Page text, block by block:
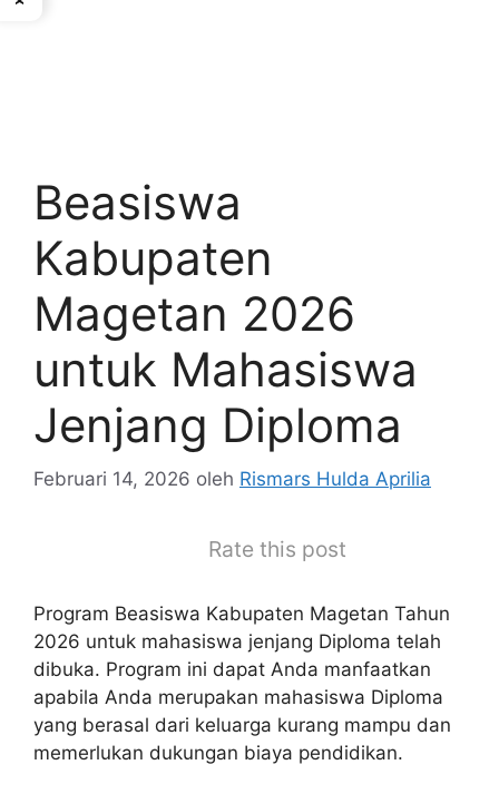
Beasiswa
Kabupaten
Magetan 2026
untuk Mahasiswa
Jenjang Diploma
Februari 14, 2026 oleh Rismars Hulda Aprilia
Rate this post
Program Beasiswa Kabupaten Magetan Tahun
2026 untuk mahasiswa jenjang Diploma telah
dibuka. Program ini dapat Anda manfaatkan
apabila Anda merupakan mahasiswa Diploma
yang berasal dari keluarga kurang mampu dan
memerlukan dukungan biaya pendidikan.